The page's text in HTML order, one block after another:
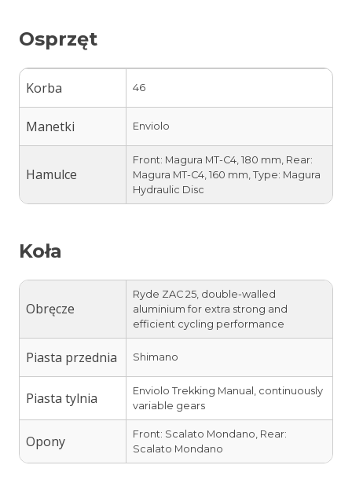
Osprzęt
Korba 46
Manetki Enviolo
Hamulce
Front: Magura MT-C4, 180 mm, Rear:
Magura MT-C4, 160 mm, Type: Magura
Hydraulic Disc
Koła
Obręcze
Ryde ZAC 25, double-walled
aluminium for extra strong and
efficient cycling performance
Piasta przednia Shimano
Piasta tylnia
Enviolo Trekking Manual, continuously
variable gears
Opony
Front: Scalato Mondano, Rear:
Scalato Mondano